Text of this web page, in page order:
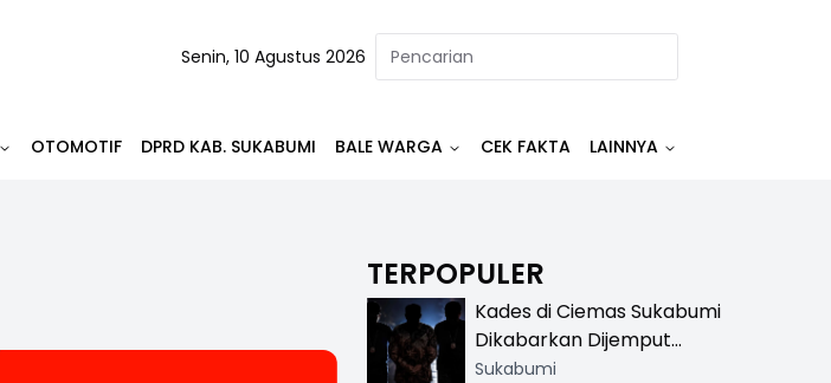
Senin, 10 Agustus 2026
OTOMOTIF DPRD KAB. SUKABUMI BALE WARGA CEK FAKTA LAINNYA
TERPOPULER
Kades di Ciemas Sukabumi
Dikabarkan Dijemput
Satnarkoba, Polisi
Sukabumi